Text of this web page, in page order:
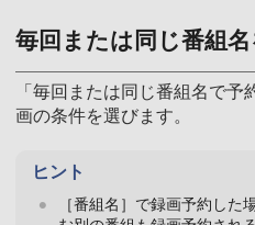
毎回または同じ番組
「毎回または同じ番組名で
画の条件を選びます。
ヒント
［番組名］で録画予約した